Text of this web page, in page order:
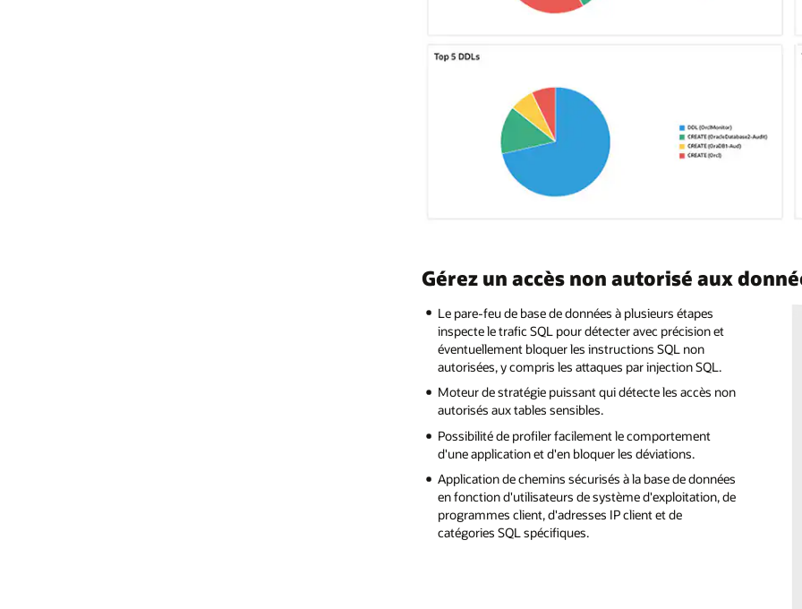
Gérez un accès non autorisé aux
Le pare-feu de base de données à plusieurs étapes
inspecte le trafic SQL pour détecter avec précision et
éventuellement bloquer les instructions SQL non
autorisées, y compris les attaques par injection SQL.
Moteur de stratégie puissant qui détecte les accès non
autorisés aux tables sensibles.
Possibilité de profiler facilement le comportement
d'une application et d'en bloquer les déviations.
Application de chemins sécurisés à la base de données
en fonction d'utilisateurs de système d'exploitation, de
programmes client, d'adresses IP client et de
catégories SQL spécifiques.